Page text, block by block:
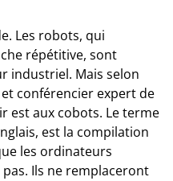
Les robots, qui
répétitive, sont
industriel. Mais selon
conférencier expert de
est aux cobots. Le terme
est la compilation
les ordinateurs
Ils ne remplaceront